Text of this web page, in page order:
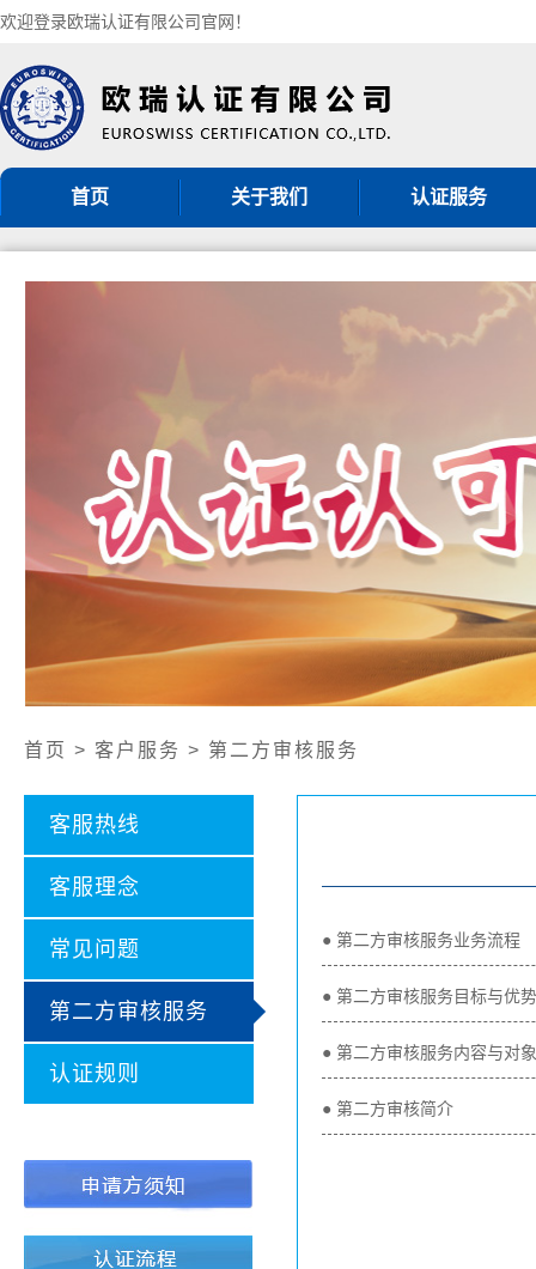
欢迎登录欧瑞认证有限公司官网！
首页 关于我们
机构简介
认证服务
ISO9001认证
ISO45001认证
ISO20000认证
服务认证
其他管理体系认证
公开文件
认证证书样本
认证业务范围
社会责任报告
首页 > 客户服务 > 第二方审核服务
客服热线
客服理念
常见问题
第二方审核服务
认证规则
● 第二方审核服务业务流程
● 第二方审核服务目标与优势
● 第二方审核服务内容与对象
● 第二方审核简介